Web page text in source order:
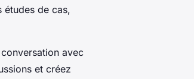
études de cas,
avec
et créez